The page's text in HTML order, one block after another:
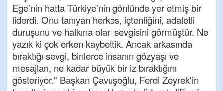
Ege'nin hatta Türkiye'nin gönlünde yer etmiş bir
liderdi. Onu tanıyan herkes, içtenliğini, adaletli
duruşunu ve halkına olan sevgisini görmüştür. Ne
yazık ki çok erken kaybettik. Ancak arkasında
bıraktığı sevgi, binlerce insanın gözyaşı ve
mesajları, ne kadar büyük bir iz bıraktığını
gösteriyor." Başkan Çavuşoğlu, Ferdi Zeyrek'in